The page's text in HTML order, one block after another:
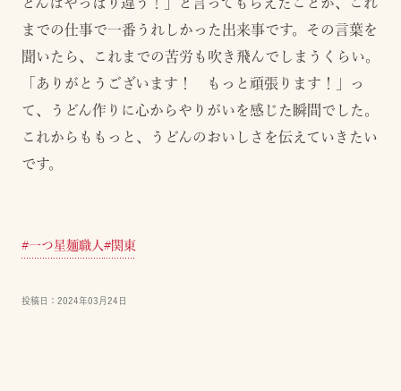
までの仕事で一番うれしかった出来事です。その言葉を
聞いたら、これまでの苦労も吹き飛んでしまうくらい。
「ありがとうございます！ もっと頑張ります！」っ
て、うどん作りに心からやりがいを感じた瞬間でした。
これからももっと、うどんのおいしさを伝えていきたい
です。
#一つ星麺職人 #関東
投稿日： 2024年03月24日